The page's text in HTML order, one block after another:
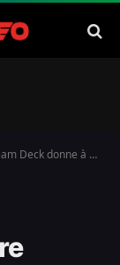
touche de couleur Game Boy Color